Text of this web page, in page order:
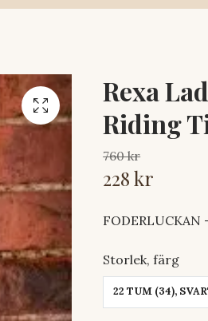
Rexa
Riding
760 kr
228 kr
FODERLUCKAN
Storlek, färg
22 TUM (34),